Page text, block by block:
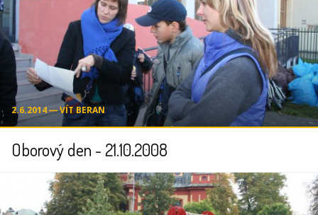
2.6.2014 ― VÍT BERAN
Oborový den - 21.10.2008